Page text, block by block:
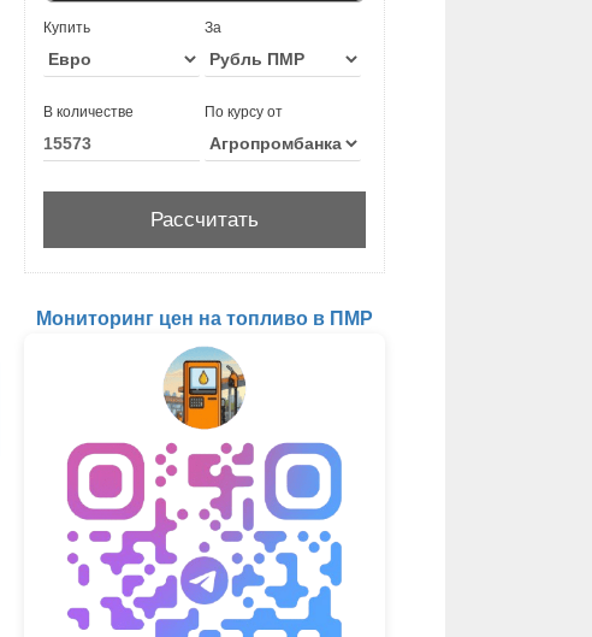
Купить За
В количестве По курсу от
Мониторинг цен на топливо в ПМР